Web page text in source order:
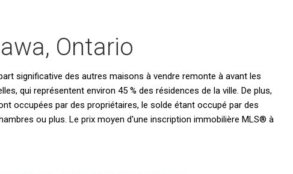
Ontario
significative des autres maisons à vendre remonte à avant les
qui représentent environ 45 % des résidences de la ville. De plus,
occupées par des propriétaires, le solde étant occupé par des
ou plus. Le prix moyen d'une inscription immobilière MLS® à